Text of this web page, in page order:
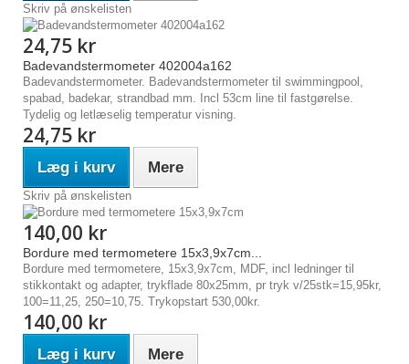
Skriv på ønskelisten
24,75 kr
Badevandstermometer 402004a162
Badevandstermometer. Badevandstermometer til swimmingpool,
spabad, badekar, strandbad mm. Incl 53cm line til fastgørelse.
Tydelig og letlæselig temperatur visning.
24,75 kr
Læg i kurv Mere
Skriv på ønskelisten
140,00 kr
Bordure med termometere 15x3,9x7cm...
Bordure med termometere, 15x3,9x7cm, MDF, incl ledninger til
stikkontakt og adapter, trykflade 80x25mm, pr tryk v/25stk=15,95kr,
100=11,25, 250=10,75. Trykopstart 530,00kr.
140,00 kr
Læg i kurv Mere